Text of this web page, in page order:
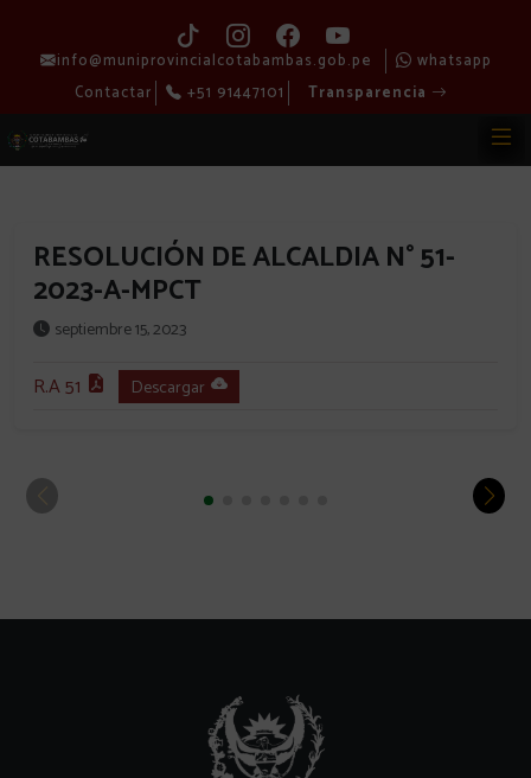
info@muniprovincialcotabambas.gob.pe
whatsapp
Contactar
+51 91447101 Transparencia
RESOLUCIÓN DE ALCALDIA N° 51-
2023-A-MPCT
septiembre 15, 2023
R.A 51 Descargar